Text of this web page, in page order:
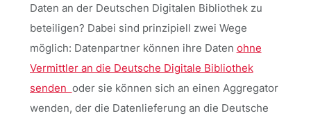
Daten an der Deutschen Digitalen Bibliothek zu
beteiligen? Dabei sind prinzipiell zwei Wege
möglich: Datenpartner können ihre Daten ohne
Vermittler an die Deutsche Digitale Bibliothek
senden oder sie können sich an einen Aggregator
wenden, der die Datenlieferung an die Deutsche